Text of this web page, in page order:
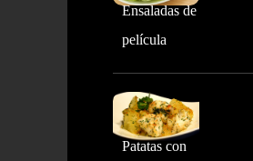
Ensaladas de
película
Patatas con